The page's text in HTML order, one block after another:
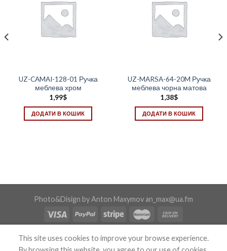
UZ-CAMAI-128-01 Ручка
меблева хром
1,99$
ДОДАТИ В КОШИК
UZ-MARSA-64-20M Ручка
меблева чорна матова
1,38$
ДОДАТИ В КОШИК
Photo&Disign by Anton Maxymov an_max@ua.fm
This site uses cookies to improve your browse experience.